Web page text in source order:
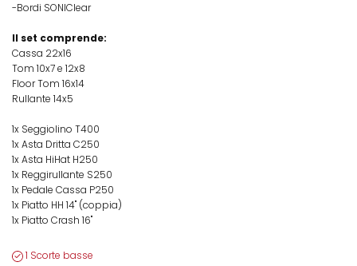
-Bordi SONIClear
Il set comprende:
Cassa 22x16
Tom 10x7 e 12x8
Floor Tom 16x14
Rullante 14x5
1x Seggiolino T400
1x Asta Dritta C250
1x Asta HiHat H250
1x Reggirullante S250
1x Pedale Cassa P250
1x Piatto HH 14" (coppia)
1x Piatto Crash 16"
1 Scorte basse